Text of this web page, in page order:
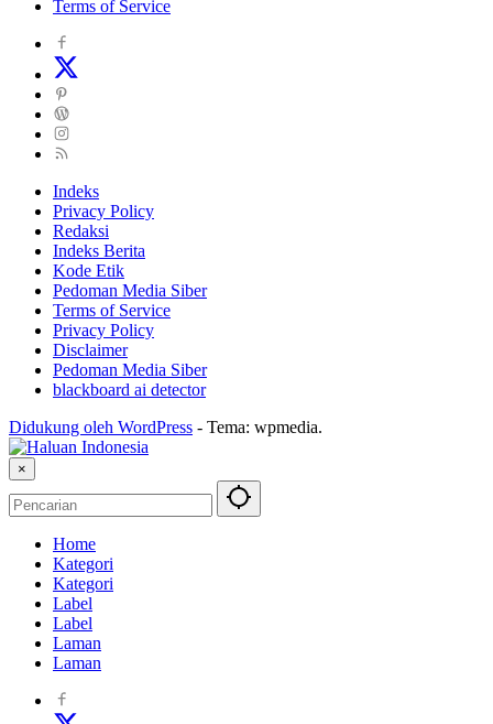
Terms of Service
Indeks
Privacy Policy
Redaksi
Indeks Berita
Kode Etik
Pedoman Media Siber
Terms of Service
Privacy Policy
Disclaimer
Pedoman Media Siber
blackboard ai detector
Didukung oleh WordPress - Tema: wpmedia.
×
Home
Kategori
Kategori
Label
Label
Laman
Laman